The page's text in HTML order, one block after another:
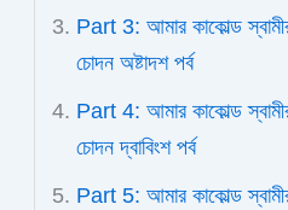
Part 3: আমার কাকোল্ড
চোদন অষ্টাদশ পর্ব
Part 4: আমার কাকোল্ড
চোদন দ্বাবিংশ পর্ব
Part 5: আমার কাকোল্ড